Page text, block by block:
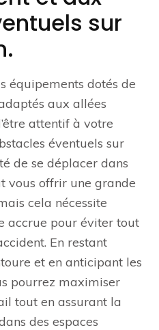
sur
équipements dotés de
aux allées
attentif à votre
éventuels sur
de se déplacer dans
vous offrir une grande
cela nécessite
accrue pour éviter tout
En restant
et en anticipant les
pourrez maximiser
tout en assurant la
des espaces